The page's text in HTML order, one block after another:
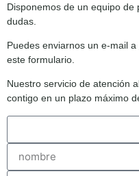
Disponemos de un equipo
dudas.
Puedes enviarnos un e-mail a
este formulario.
Nuestro servicio de atención
contigo en un plazo máximo